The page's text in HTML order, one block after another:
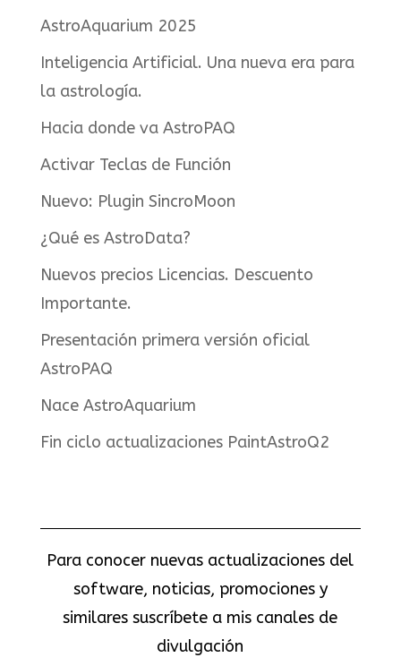
AstroAquarium 2025
Inteligencia Artificial. Una nueva era para
la astrología.
Hacia donde va AstroPAQ
Activar Teclas de Función
Nuevo: Plugin SincroMoon
¿Qué es AstroData?
Nuevos precios Licencias. Descuento
Importante.
Presentación primera versión oficial
AstroPAQ
Nace AstroAquarium
Fin ciclo actualizaciones PaintAstroQ2
Para conocer nuevas actualizaciones del
software, noticias, promociones y
similares suscríbete a mis canales de
divulgación